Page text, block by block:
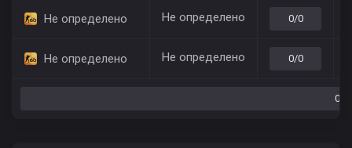
Не определено Не определено 0/0
Не определено Не определено 0/0
0/0